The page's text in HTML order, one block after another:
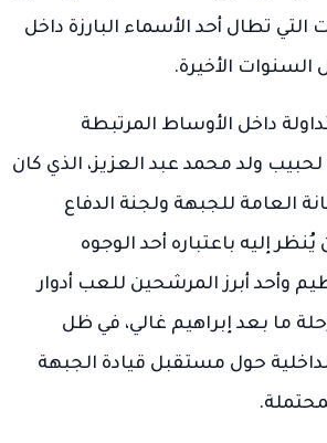
التي تطال أحد الأسماء البارزة داخل
السنوات الأخيرة.
داخل الأوساط المرتبطة
لحبيب ولد محمد عبد العزيز، الذي كان
العامة للجبهة ولجنة الدفاع
يُنظر إليه باعتباره أحد الوجوه
وأحد أبرز المرشحين للعب أدوار
ما بعد إبراهيم غالي، في ظل
حول مستقبل قيادة الجبهة